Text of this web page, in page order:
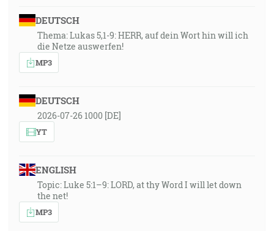
DEUTSCH
Thema: Lukas 5,1-9: HERR, auf dein Wort hin will ich
die Netze auswerfen!
MP3
DEUTSCH
2026-07-26 1000 [DE]
YT
ENGLISH
Topic: Luke 5:1–9: LORD, at thy Word I will let down
the net!
MP3